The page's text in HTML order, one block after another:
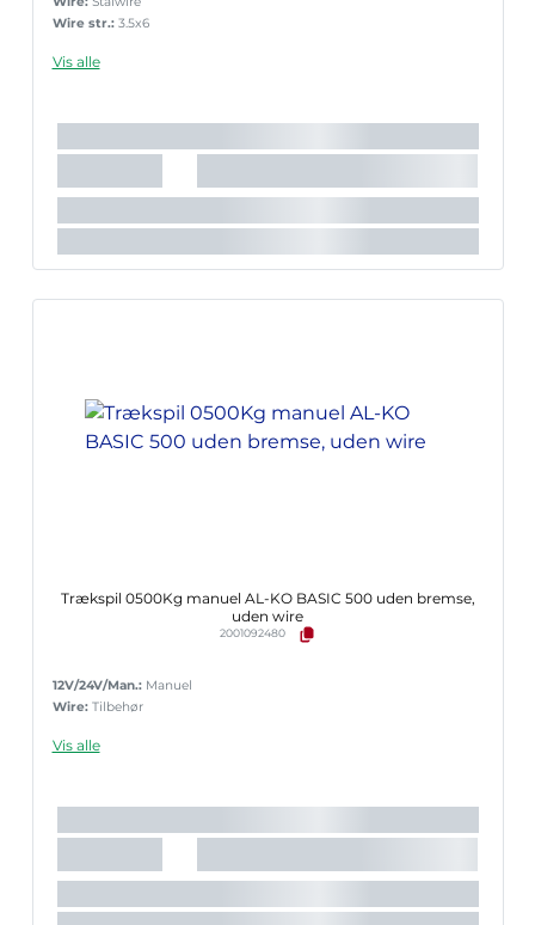
Wire str.: 3.5x6
Vis alle
Trækspil 0500Kg manuel AL-KO BASIC 500 uden bremse,
uden wire
2001092480
12V/24V/Man.: Manuel
Wire: Tilbehør
Vis alle